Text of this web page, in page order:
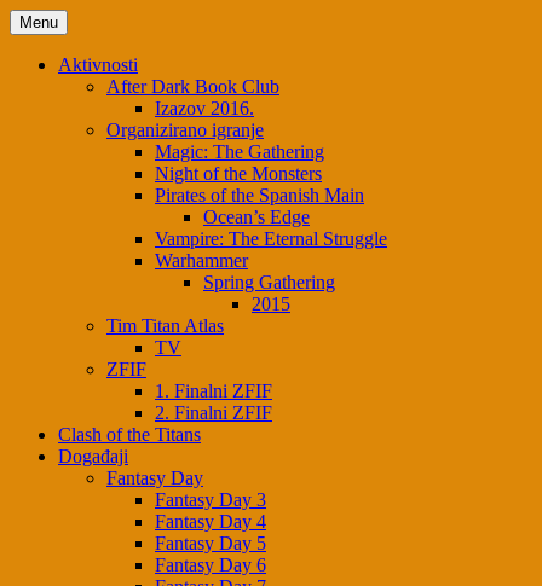
Skip
to
content
Menu
Aktivnosti
After Dark Book Club
Izazov 2016.
Organizirano igranje
Magic: The Gathering
Night of the Monsters
Pirates of the Spanish Main
Ocean’s Edge
Vampire: The Eternal Struggle
Warhammer
Spring Gathering
2015
Tim Titan Atlas
TV
ZFIF
1. Finalni ZFIF
2. Finalni ZFIF
Clash of the Titans
Događaji
Fantasy Day
Fantasy Day 3
Fantasy Day 4
Fantasy Day 5
Fantasy Day 6